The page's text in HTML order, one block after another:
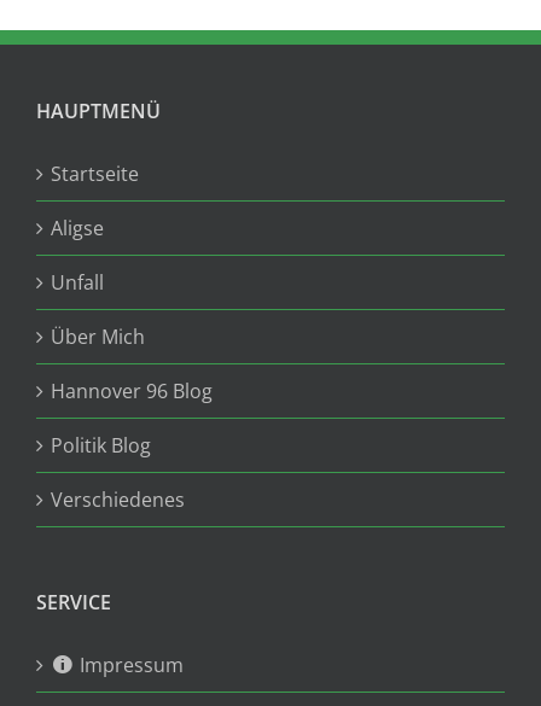
HAUPTMENÜ
Startseite
Aligse
Unfall
Über Mich
Hannover 96 Blog
Politik Blog
Verschiedenes
SERVICE
Impressum